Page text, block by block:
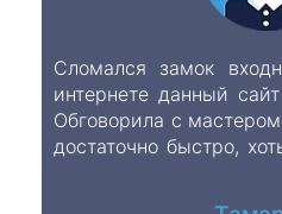
Сломался замок
интернете данный
Обговорила с
достаточно быстро,
но это ничего